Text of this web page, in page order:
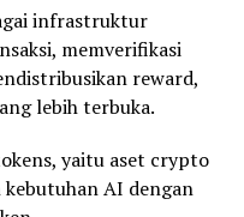
infrastruktur
memverifikasi
reward,
lebih terbuka.
yaitu aset crypto
AI dengan